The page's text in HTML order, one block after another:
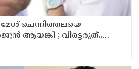
ചെന്നിത്തലയെ
ആയങ്കി ; വിരട്ടരുത്..
!